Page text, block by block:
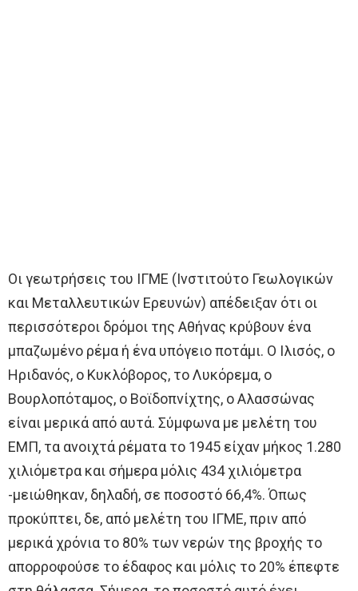
Οι γεωτρήσεις του ΙΓΜΕ (Ινστιτούτο Γεωλογικών
και Μεταλλευτικών Ερευνών) απέδειξαν ότι οι
περισσότεροι δρόμοι της Αθήνας κρύβουν ένα
μπαζωμένο ρέμα ή ένα υπόγειο ποτάμι. Ο Ιλισός, ο
Ηριδανός, ο Κυκλόβορος, το Λυκόρεμα, ο
Βουρλοπόταμος, ο Βοϊδοπνίχτης, ο Αλασσώνας
είναι μερικά από αυτά. Σύμφωνα με μελέτη του
ΕΜΠ, τα ανοιχτά ρέματα το 1945 είχαν μήκος 1.280
χιλιόμετρα και σήμερα μόλις 434 χιλιόμετρα
-μειώθηκαν, δηλαδή, σε ποσοστό 66,4%. Όπως
προκύπτει, δε, από μελέτη του ΙΓΜΕ, πριν από
μερικά χρόνια το 80% των νερών της βροχής το
απορροφούσε το έδαφος και μόλις το 20% έπεφτε